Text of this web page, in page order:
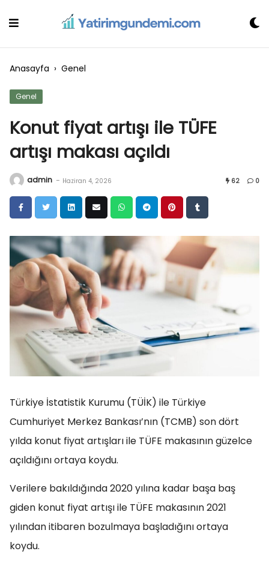
Anasayfa › Genel
Genel
Konut fiyat artışı ile TÜFE
artışı makası açıldı
admin - Haziran 4, 2026 62 0
Türkiye İstatistik Kurumu (TÜİK) ile Türkiye
Cumhuriyet Merkez Bankası’nın (TCMB) son dört
yılda konut fiyat artışları ile TÜFE makasının güzelce
açıldığını ortaya koydu.
Verilere bakıldığında 2020 yılına kadar başa baş
giden konut fiyat artışı ile TÜFE makasının 2021
yılından itibaren bozulmaya başladığını ortaya
koydu.